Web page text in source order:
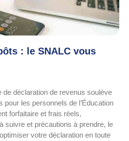
: le SNALC vous
de déclaration de revenus soulève
pour les personnels de l’Éducation
forfaitaire et frais réels,
suivre et précautions à prendre, le
votre déclaration en toute